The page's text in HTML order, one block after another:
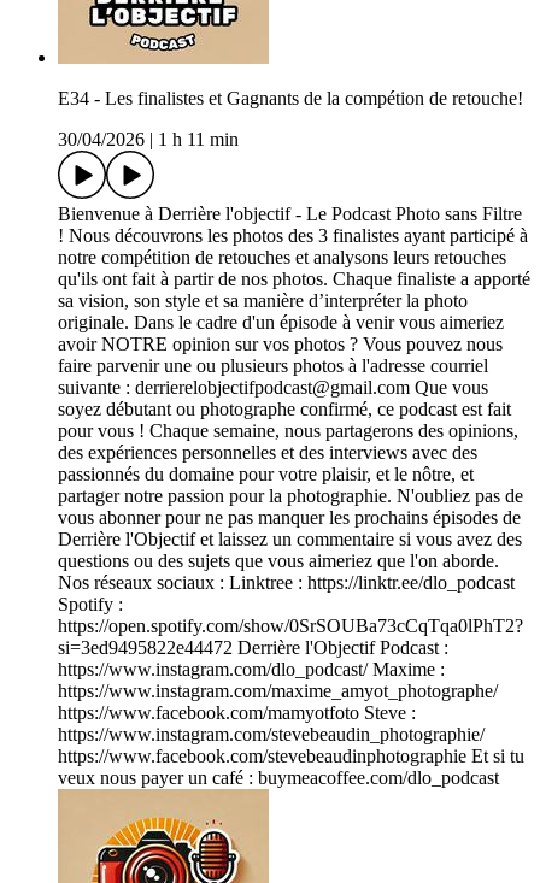
E34 - Les finalistes et Gagnants de la compétion de retouche!
30/04/2026
1 h 11 min
Bienvenue à Derrière l'objectif - Le Podcast Photo sans Filtre
! Nous découvrons les photos des 3 finalistes ayant participé à
notre compétition de retouches et analysons leurs retouches
qu'ils ont fait à partir de nos photos. Chaque finaliste a apporté
sa vision, son style et sa manière d’interpréter la photo
originale. Dans le cadre d'un épisode à venir vous aimeriez
avoir NOTRE opinion sur vos photos ? Vous pouvez nous
faire parvenir une ou plusieurs photos à l'adresse courriel
suivante : derrierelobjectifpodcast@gmail.com Que vous
soyez débutant ou photographe confirmé, ce podcast est fait
pour vous ! Chaque semaine, nous partagerons des opinions,
des expériences personnelles et des interviews avec des
passionnés du domaine pour votre plaisir, et le nôtre, et
partager notre passion pour la photographie. N'oubliez pas de
vous abonner pour ne pas manquer les prochains épisodes de
Derrière l'Objectif et laissez un commentaire si vous avez des
questions ou des sujets que vous aimeriez que l'on aborde.
Nos réseaux sociaux : Linktree : https://linktr.ee/dlo_podcast
Spotify :
https://open.spotify.com/show/0SrSOUBa73cCqTqa0lPhT2?
si=3ed9495822e44472 Derrière l'Objectif Podcast :
https://www.instagram.com/dlo_podcast/ Maxime :
https://www.instagram.com/maxime_amyot_photographe/
https://www.facebook.com/mamyotfoto Steve :
https://www.instagram.com/stevebeaudin_photographie/
https://www.facebook.com/stevebeaudinphotographie Et si tu
veux nous payer un café : buymeacoffee.com/dlo_podcast